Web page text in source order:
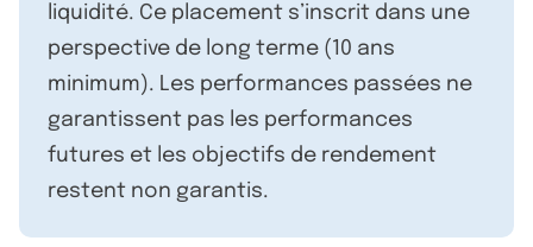
liquidité. Ce placement s’inscrit dans une
perspective de long terme (10 ans
minimum). Les performances passées ne
garantissent pas les performances
futures et les objectifs de rendement
restent non garantis.